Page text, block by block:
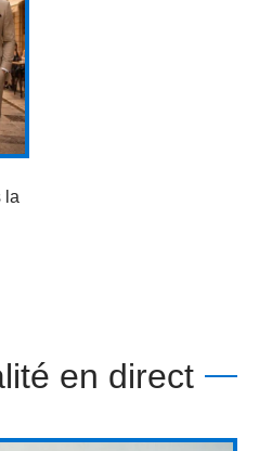
la
en direct